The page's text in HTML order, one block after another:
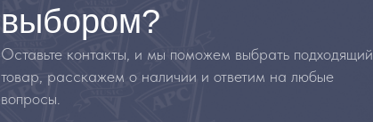
выбором?
Оставьте контакты, и мы поможем выбрать подходящий
товар, расскажем о наличии и ответим на любые
вопросы.